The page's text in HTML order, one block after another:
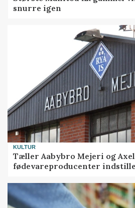
snurre igen
KULTUR
Tæller Aabybro Mejeri og Axel
fødevareproducenter